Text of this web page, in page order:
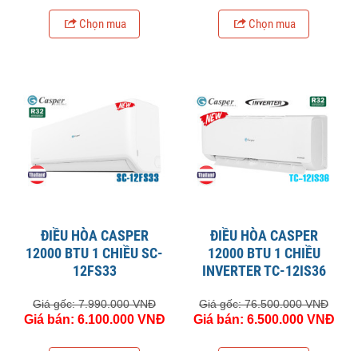
Chọn mua Chọn mua
ĐIỀU HÒA CASPER
12000 BTU 1 CHIỀU SC-
12FS33
Giá gốc: 7.990.000 VNĐ
Giá bán: 6.100.000 VNĐ
ĐIỀU HÒA CASPER
12000 BTU 1 CHIỀU
INVERTER TC-12IS36
Giá gốc: 76.500.000 VNĐ
Giá bán: 6.500.000 VNĐ